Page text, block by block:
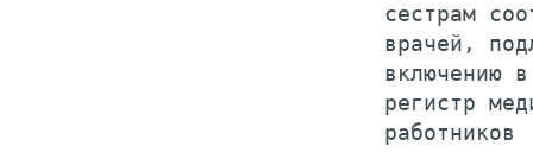
сестрам
врачей,
включению
регистр
работников